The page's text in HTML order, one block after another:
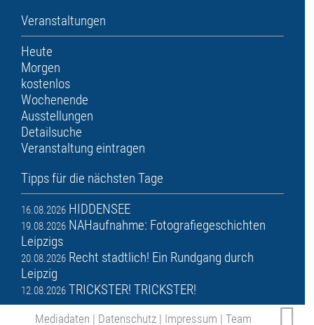
Veranstaltungen
Heute
Morgen
kostenlos
Wochenende
Ausstellungen
Detailsuche
Veranstaltung eintragen
Tipps für die nächsten Tage
16.08.2026 HIDDENSEE
19.08.2026 NAHaufnahme: Fotografiegeschichten
Leipzigs
20.08.2026 Recht stadtlich! Ein Rundgang durch
Leipzig
12.08.2026 TRICKSTER! TRICKSTER!
Mediadaten | Datenschutz | Impressum | Team